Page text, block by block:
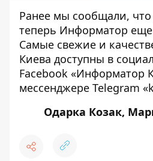
Ранее мы сообщали, что
теперь Информатор
Самые свежие и
Киева доступны в
Facebook «Информатор
мессенджере Telegram
Одарка Козак,